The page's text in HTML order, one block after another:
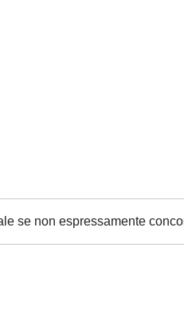
se non espressamente